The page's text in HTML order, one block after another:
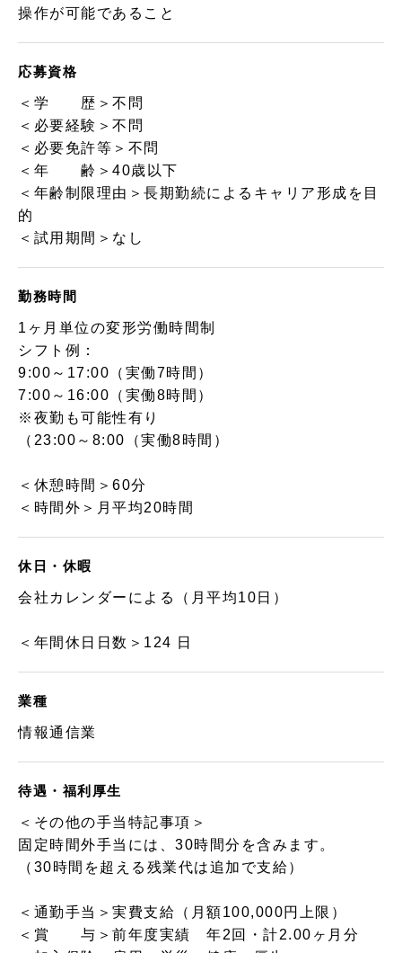
操作が可能であること
応募資格
＜学 歴＞不問
＜必要経験＞不問
＜必要免許等＞不問
＜年 齢＞40歳以下
＜年齢制限理由＞長期勤続によるキャリア形成を目
的
＜試用期間＞なし
勤務時間
1ヶ月単位の変形労働時間制
シフト例：
9:00～17:00（実働7時間）
7:00～16:00（実働8時間）
※夜勤も可能性有り
（23:00～8:00（実働8時間）
＜休憩時間＞60分
＜時間外＞月平均20時間
休日・休暇
会社カレンダーによる（月平均10日）
＜年間休日日数＞124 日
業種
情報通信業
待遇・福利厚生
＜その他の手当特記事項＞
固定時間外手当には、30時間分を含みます。
（30時間を超える残業代は追加で支給）
＜通勤手当＞実費支給（月額100,000円上限）
＜賞 与＞前年度実績 年2回・計2.00ヶ月分